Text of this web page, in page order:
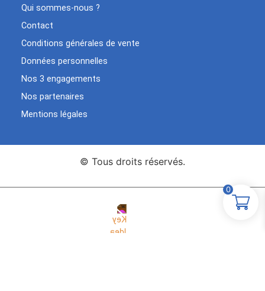
Qui sommes-nous ?
Contact
Conditions générales de vente
Données personnelles
Nos 3 engagements
Nos partenaires
Mentions légales
© Tous droits réservés.
0